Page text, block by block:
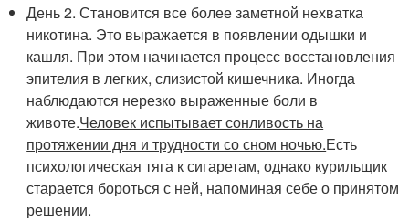
День 2. Становится все более заметной нехватка
никотина. Это выражается в появлении одышки и
кашля. При этом начинается процесс восстановления
эпителия в легких, слизистой кишечника. Иногда
наблюдаются нерезко выраженные боли в
животе.Человек испытывает сонливость на
протяжении дня и трудности со сном ночью.Есть
психологическая тяга к сигаретам, однако курильщик
старается бороться с ней, напоминая себе о принятом
решении.